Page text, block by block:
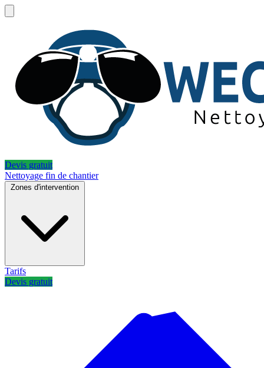
Devis gratuit
Nettoyage fin de chantier
Zones d'intervention
Tarifs
Devis gratuit